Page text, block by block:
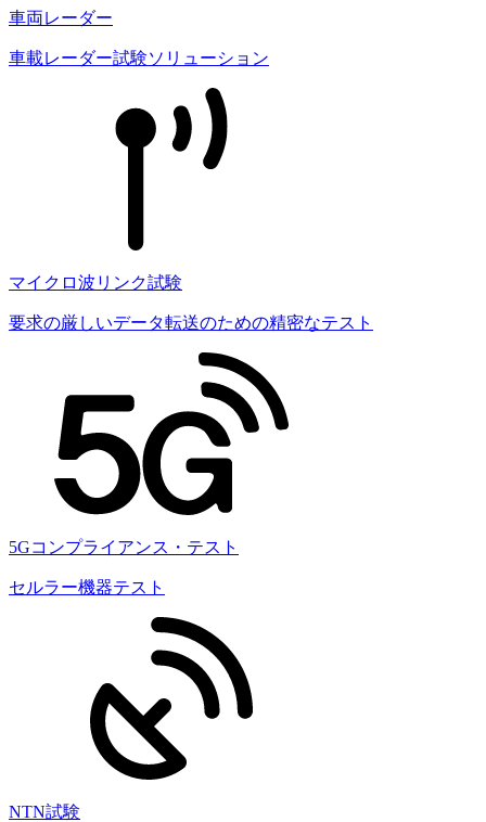
車両レーダー
車載レーダー試験ソリューション
マイクロ波リンク試験
要求の厳しいデータ転送のための精密なテスト
5Gコンプライアンス・テスト
セルラー機器テスト
NTN試験